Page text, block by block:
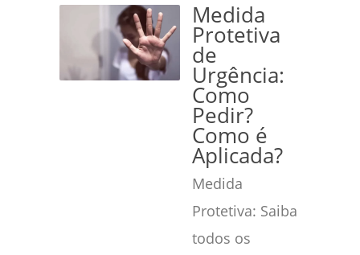
Medida
Protetiva
de
Urgência:
Como
Pedir?
Como é
Aplicada?
Medida
Protetiva: Saiba
todos os